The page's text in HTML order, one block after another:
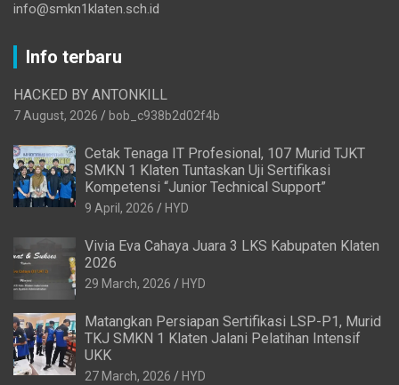
info@smkn1klaten.sch.id
Info terbaru
HACKED BY ANTONKILL
7 August, 2026 bob_c938b2d02f4b
Cetak Tenaga IT Profesional, 107 Murid TJKT
SMKN 1 Klaten Tuntaskan Uji Sertifikasi
Kompetensi “Junior Technical Support”
9 April, 2026 HYD
Vivia Eva Cahaya Juara 3 LKS Kabupaten Klaten
2026
29 March, 2026 HYD
Matangkan Persiapan Sertifikasi LSP-P1, Murid
TKJ SMKN 1 Klaten Jalani Pelatihan Intensif
UKK
27 March, 2026 HYD